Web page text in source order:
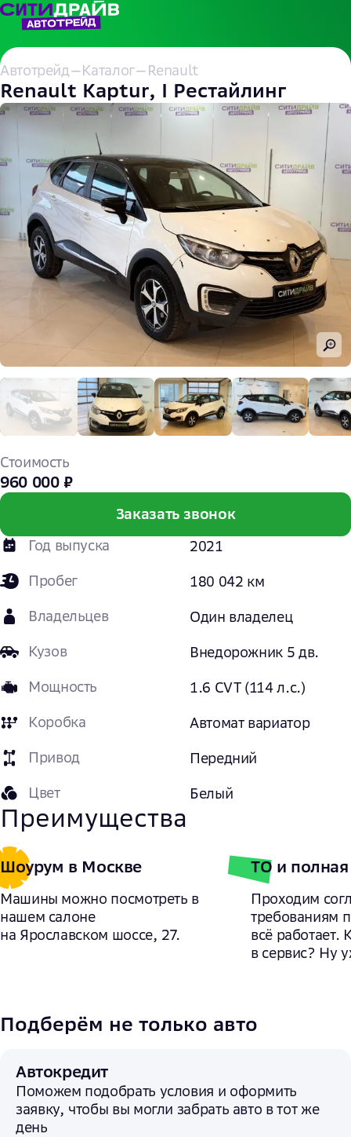
Автотрейд—Каталог—Renault
Renault Kaptur, I Рестайлинг
Год выпуска
2021
Пробег
180 042 км
Владельцев
Один владелец
Кузов
Внедорожник 5 дв.
Мощность
1.6 CVT (114 л.с.)
Коробка
Автомат вариатор
Привод
Передний
Цвет
Белый
Стоимость
960 000 ₽
Заказать звонок
Преимущества
Шоурум в Москве
Машины можно посмотреть в
нашем салоне
на Ярославском шоссе, 27.
ТО и полная
Проходим
требованиям
всё работает.
в сервис? Ну
Подберём не только авто
Автокредит
Поможем подобрать условия и оформить
заявку, чтобы вы могли забрать авто в тот же
день